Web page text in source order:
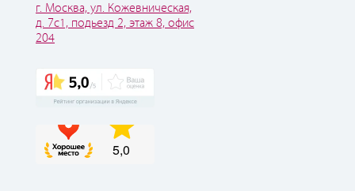
г. Москва, ул. Кожевническая,
д. 7с1, подьезд 2, этаж 8, офис
204